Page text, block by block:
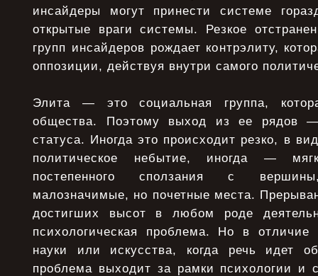
инсайдеры могут принести системе
открытые враги системы. Резкое
групп инсайдеров рождает контрэлиту,
оппозиции, действуя внутри самого
Элита — это социальная группа,
общества. Поэтому выход из ее рядов
статуса. Иногда это происходит резко, в
политическое небытие, иногда —
постепенного сползания с
малозначимые, но почетные места.
достигших высот в любом роде
психологическая проблема. Но в
науки или искусства, когда речь идет
проблема выходит за рамки психологии и